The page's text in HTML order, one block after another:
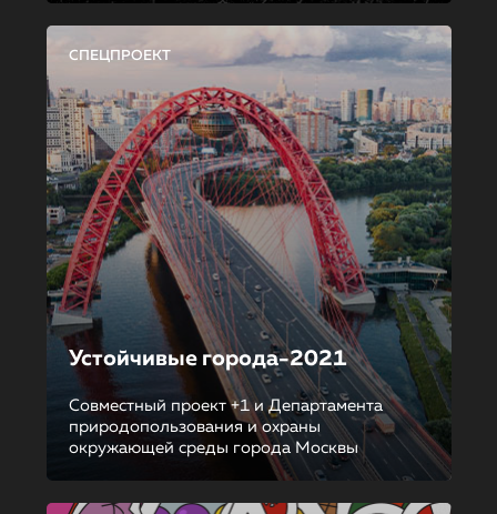
СПЕЦПРОЕКТ
Устойчивые города-2021
Совместный проект +1 и Департамента
природопользования и охраны
окружающей среды города Москвы